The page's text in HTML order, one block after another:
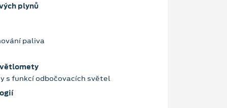
plynů
paliva
s funkcí odbočovacích světel